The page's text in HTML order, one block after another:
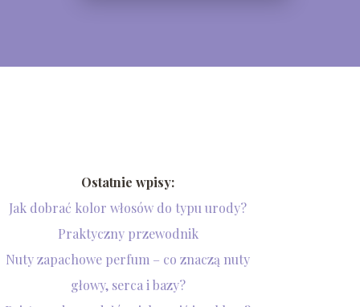
Ostatnie wpisy:
Jak dobrać kolor włosów do typu urody?
Praktyczny przewodnik
Nuty zapachowe perfum – co znaczą nuty
głowy, serca i bazy?